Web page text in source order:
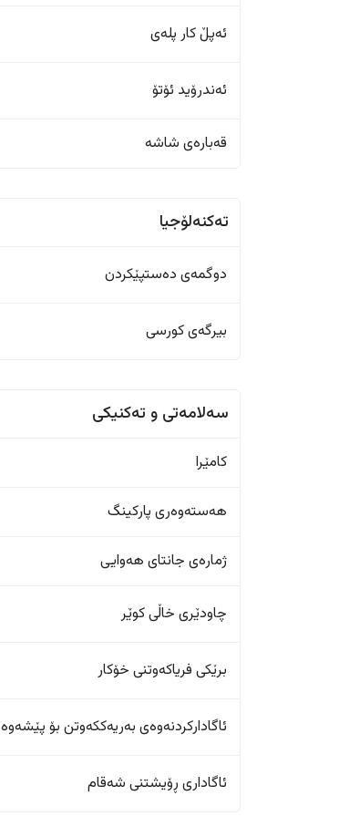
ئەپڵ کار پلەی
ئەندرۆید ئۆتۆ
قەبارەی شاشە
تەکنەلۆجیا
دوگمەی دەستپێکردن
بیرگەی کورسی
سەلامەتی و تەکنیکی
کامێرا
هەستەوەری پارکینگ
ژمارەی جانتای هەوایی
چاودێری خاڵی کوێر
برێکی فریاکەوتنی خۆکار
ئاگادارکردنەوەی بەریەککەوتن بۆ پێشەوە
ئاگاداری ڕۆیشتنی شەقام